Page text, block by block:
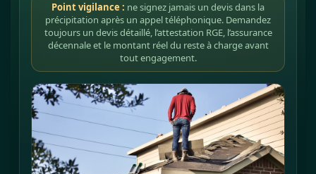
Point vigilance : ne signez jamais un devis dans la
précipitation après un appel téléphonique. Demandez
toujours un devis détaillé, l’attestation RGE, l’assurance
décennale et le montant réel du reste à charge avant
tout engagement.